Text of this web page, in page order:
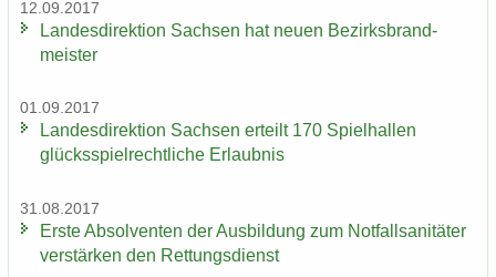
12.09.2017
Lan­des­di­rek­ti­on Sach­sen hat neuen Be­zirks­brand­
meis­ter
01.09.2017
Lan­des­di­rek­ti­on Sach­sen er­teilt 170 Spiel­hal­len
glücks­spiel­recht­li­che Er­laub­nis
31.08.2017
Erste Ab­sol­ven­ten der Aus­bil­dung zum Not­fall­sa­ni­tä­ter
ver­stär­ken den Ret­tungs­dienst